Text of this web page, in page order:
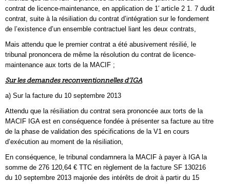
contrat de licence-maintenance, en application de 1′ article 2 1. 7 dudit
contrat, suite à la résiliation du contrat d’intégration sur le fondement
de l’existence d’un ensemble contractuel liant les deux contrats,
Mais attendu que le premier contrat a été abusivement résilié, le
tribunal prononcera de même la résolution du contrat de licence-
maintenance aux torts de la MACIF ;
Sur les demandes reconventionnelles d’IGA
a) Sur la facture du 10 septembre 2013
Attendu que la résiliation du contrat sera prononcée aux torts de la
MACIF IGA est en conséquence fondée à présenter sa facture au titre
de la phase de validation des spécifications de la V1 en cours
d’exécution au moment de la résiliation,
En conséquence, le tribunal condamnera la MACIF à payer à IGA la
somme de 276 120,64 € TTC en règlement de la facture SF 130216
du 10 septembre 2013 majorée des intérêts de droit à partir du 15